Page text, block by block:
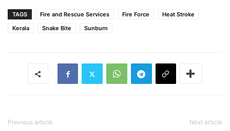
TAGS Fire and Rescue Services Fire Force
Heat Stroke
Kerala
Snake Bite Sunburn
Previous article Next article